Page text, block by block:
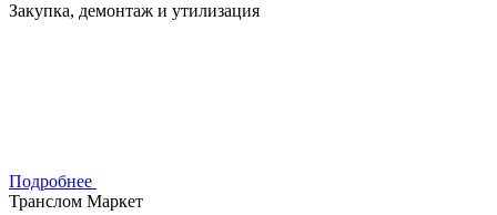
Закупка, демонтаж и утилизация
Подробнее
Транслом Маркет